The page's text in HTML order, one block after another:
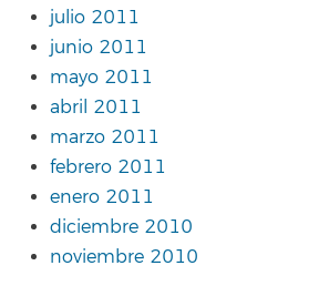
julio 2011
junio 2011
mayo 2011
abril 2011
marzo 2011
febrero 2011
enero 2011
diciembre 2010
noviembre 2010